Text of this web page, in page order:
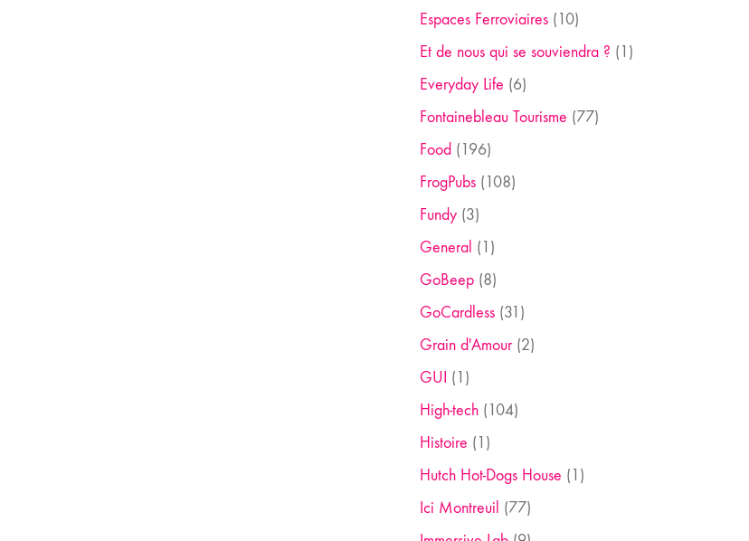
Espaces Ferroviaires(10)
Et de nous qui se souviendra ? (1)
Everyday Life (6)
Fontainebleau Tourisme (77)
Food (196)
FrogPubs(108)
Fundy(3)
General (1)
GoBeep(8)
GoCardless(31)
Grain d'Amour(2)
GUI (1)
High-tech(104)
Histoire (1)
Hutch Hot-Dogs House (1)
Ici Montreuil (77)